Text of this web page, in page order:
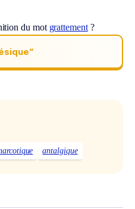
du mot grattement?
antalgique